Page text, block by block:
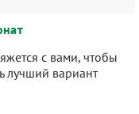
с вами, чтобы
лучший вариант